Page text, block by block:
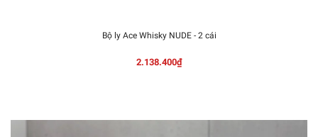
Bộ ly Ace Whisky NUDE - 2 cái
2.138.400₫